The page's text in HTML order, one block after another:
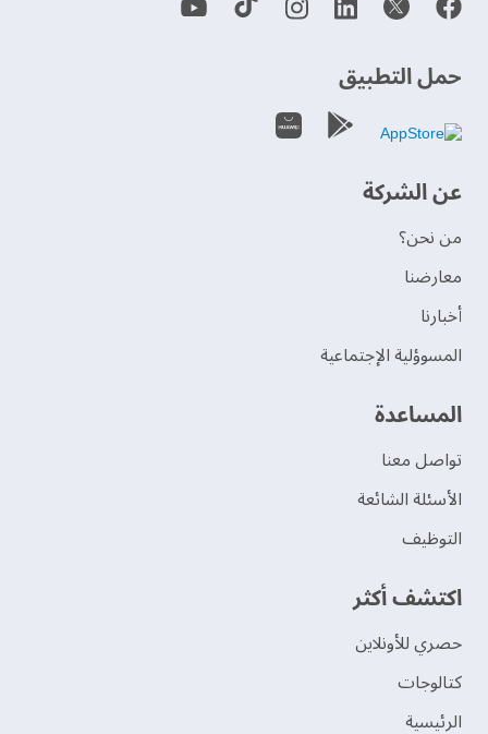
حمل التطبيق
عن الشركة
من نحن؟
‫معارضنا‬
‫أخبارنا‬
المسوؤلية الإجتماعية
‫المساعدة‬
تواصل معنا
الأسئلة الشائعة
التوظيف
اكتشف أكثر
حصري للأونلاين
‫كتالوجات‬
الرئيسية